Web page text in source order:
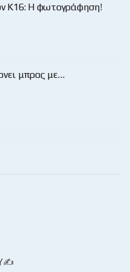
Κ16: Η φωτογράφηση!
μπρος με…